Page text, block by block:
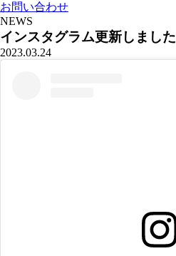
お問い合わせ
NEWS
インスタグラム更新しました
2023.03.24